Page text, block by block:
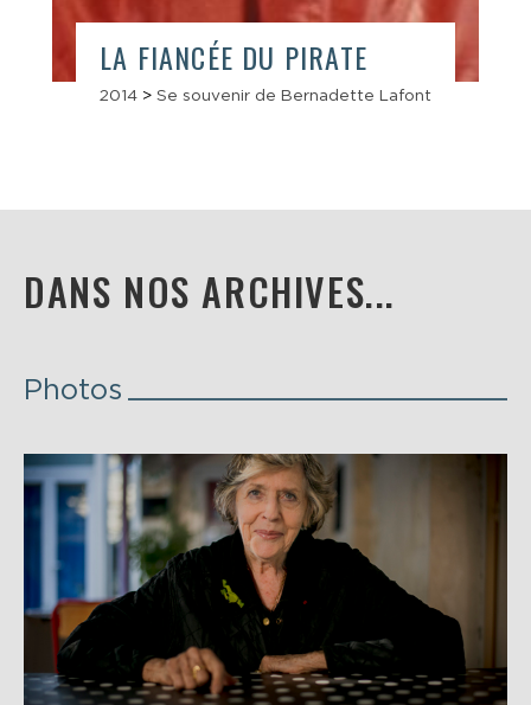
LA FIANCÉE DU PIRATE
2014 > Se souvenir de Bernadette Lafont
DANS NOS ARCHIVES...
Photos